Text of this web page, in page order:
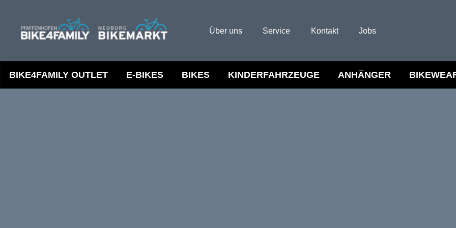
Über uns Service Kontakt Jobs
BIKE4FAMILY OUTLET E-BIKES BIKES KINDERFAHRZEUGE ANHÄNGER